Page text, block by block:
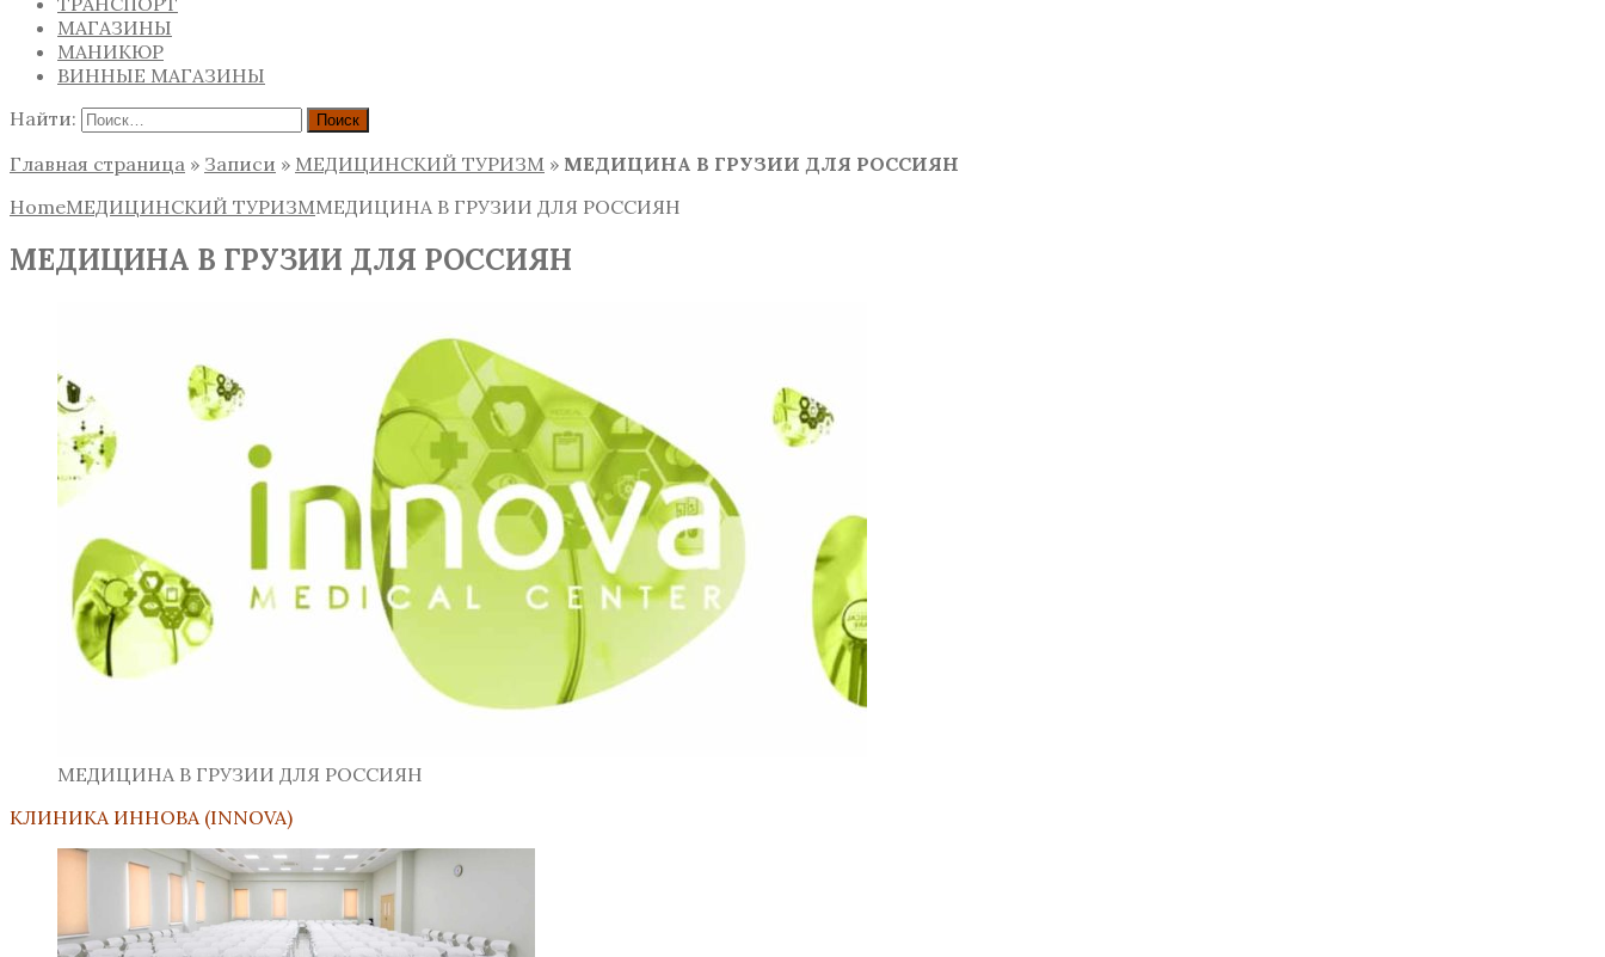
МАГАЗИНЫ
МАНИКЮР
ВИННЫЕ МАГАЗИНЫ
Найти:
Главная страница » Записи » МЕДИЦИНСКИЙ ТУРИЗМ » МЕДИЦИНА В ГРУЗИИ ДЛЯ РОССИЯН
HomeМЕДИЦИНСКИЙ ТУРИЗММЕДИЦИНА В ГРУЗИИ ДЛЯ РОССИЯН
МЕДИЦИНА В ГРУЗИИ ДЛЯ РОССИЯН
МЕДИЦИНА В ГРУЗИИ ДЛЯ РОССИЯН
КЛИНИКА ИННОВА (INNOVA)